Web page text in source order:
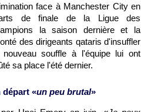
face à Manchester City en
de finale de la Ligue des
la saison dernière et la
des dirigeants qataris d'insuffler
nouveau souffle à l'équipe lui ont
sa place l'été dernier.
départ «un peu brutal»